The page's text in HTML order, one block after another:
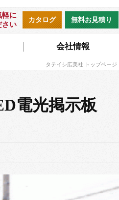
会社情報
無料お見積り
カタログ
軽に
さい
タテイシ広美社 トップページ
電光掲示板